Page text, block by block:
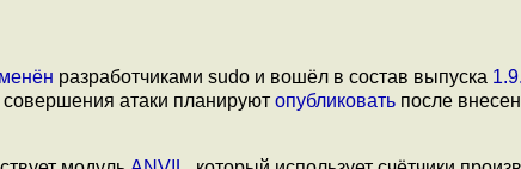
разработчиками sudo и вошёл в состав выпуска
атаки планируют опубликовать после